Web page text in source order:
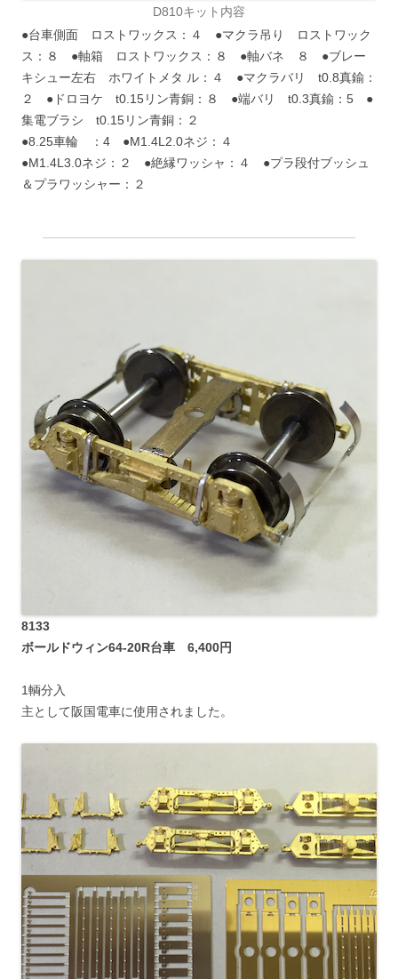
D810キット内容
●台車側面 ロストワックス：４ ●マクラ吊り ロストワック
ス：８ ●軸箱 ロストワックス：８ ●軸バネ ８ ●ブレー
キシュー左右 ホワイトメタ ル：４ ●マクラバリ t0.8真鍮：
２ ●ドロヨケ t0.15リン青銅：８ ●端バリ t0.3真鍮：5 ●
集電ブラシ t0.15リン青銅：２
●8.25車輪 ：4 ●M1.4L2.0ネジ：４
●M1.4L3.0ネジ：２ ●絶縁ワッシャ：４ ●プラ段付ブッシュ
＆プラワッシャー：２
8133
ボールドウィン64-20R台車 6,400円
1輌分入
主として阪国電車に使用されました。